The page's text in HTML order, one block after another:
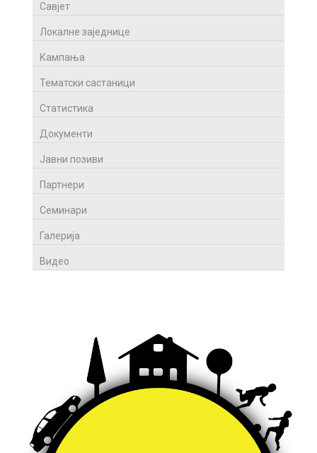
Савјет
Локалне заједнице
Кампања
Тематски састаници
Статистика
Документи
Јавни позиви
Партнери
Семинари
Галерија
Видео